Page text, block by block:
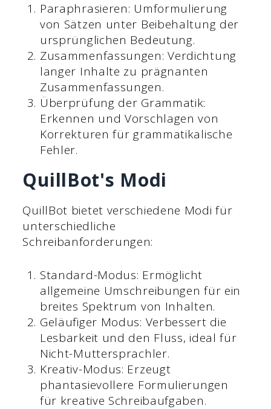
Paraphrasieren: Umformulierung
von Sätzen unter Beibehaltung der
ursprünglichen Bedeutung.
Zusammenfassungen: Verdichtung
langer Inhalte zu prägnanten
Zusammenfassungen.
Überprüfung der Grammatik:
Erkennen und Vorschlagen von
Korrekturen für grammatikalische
Fehler.
QuillBot's Modi
QuillBot bietet verschiedene Modi für
unterschiedliche
Schreibanforderungen:
Standard-Modus: Ermöglicht
allgemeine Umschreibungen für ein
breites Spektrum von Inhalten.
Geläufiger Modus: Verbessert die
Lesbarkeit und den Fluss, ideal für
Nicht-Muttersprachler.
Kreativ-Modus: Erzeugt
phantasievollere Formulierungen
für kreative Schreibaufgaben.